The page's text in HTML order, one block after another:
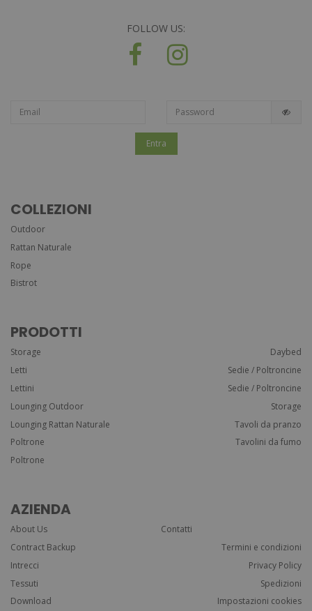
FOLLOW US:
Entra
COLLEZIONI
Outdoor
Rattan Naturale
Rope
Bistrot
PRODOTTI
Storage
Letti
Lettini
Lounging Outdoor
Lounging Rattan Naturale
Poltrone
Poltrone
Daybed
Sedie / Poltroncine
Sedie / Poltroncine
Storage
Tavoli da pranzo
Tavolini da fumo
AZIENDA
About Us
Contract Backup
Intrecci
Tessuti
Download
Contatti
Termini e condizioni
Privacy Policy
Spedizioni
Impostazioni cookies